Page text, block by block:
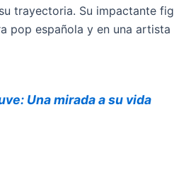
trayectoria. Su impactante
pop española y en una artista
Una mirada a su vida